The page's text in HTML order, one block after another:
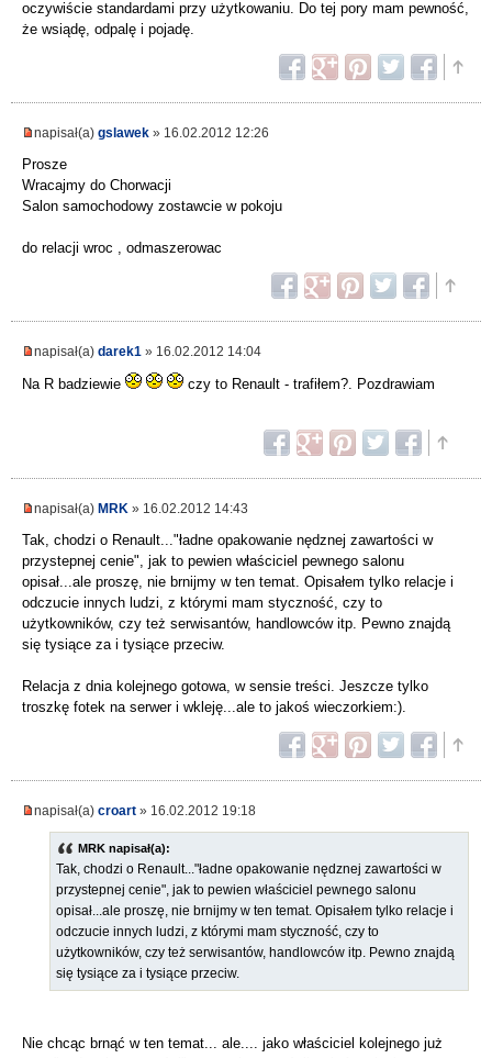
oczywiście standardami przy użytkowaniu. Do tej pory mam pewność,
że wsiądę, odpalę i pojadę.
napisał(a) gslawek » 16.02.2012 12:26
Prosze
Wracajmy do Chorwacji
Salon samochodowy zostawcie w pokoju
do relacji wroc , odmaszerowac
napisał(a) darek1 » 16.02.2012 14:04
Na R badziewie czy to Renault - trafiłem?. Pozdrawiam
napisał(a) MRK » 16.02.2012 14:43
Tak, chodzi o Renault..."ładne opakowanie nędznej zawartości w
przystepnej cenie", jak to pewien właściciel pewnego salonu
opisał...ale proszę, nie brnijmy w ten temat. Opisałem tylko relacje i
odczucie innych ludzi, z którymi mam styczność, czy to
użytkowników, czy też serwisantów, handlowców itp. Pewno znajdą
się tysiące za i tysiące przeciw.
Relacja z dnia kolejnego gotowa, w sensie treści. Jeszcze tylko
troszkę fotek na serwer i wkleję...ale to jakoś wieczorkiem:).
napisał(a) croart » 16.02.2012 19:18
MRK napisał(a):
Tak, chodzi o Renault..."ładne opakowanie nędznej zawartości w
przystepnej cenie", jak to pewien właściciel pewnego salonu
opisał...ale proszę, nie brnijmy w ten temat. Opisałem tylko relacje i
odczucie innych ludzi, z którymi mam styczność, czy to
użytkowników, czy też serwisantów, handlowców itp. Pewno znajdą
się tysiące za i tysiące przeciw.
Nie chcąc brnąć w ten temat... ale.... jako właściciel kolejnego już